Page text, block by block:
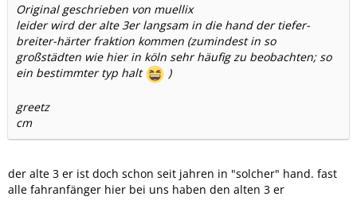
Original geschrieben von muellix
leider wird der alte 3er langsam in die hand der tiefer-
breiter-härter fraktion kommen (zumindest in so
großstädten wie hier in köln sehr häufig zu beobachten; so
ein bestimmter typ halt
)
greetz
cm
der alte 3 er ist doch schon seit jahren in "solcher" hand. fast
alle fahranfänger hier bei uns haben den alten 3 er